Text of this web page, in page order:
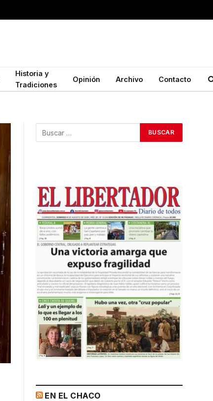
Historia y
Tradiciones
Opinión Archivo Contacto
EN EL CHACO